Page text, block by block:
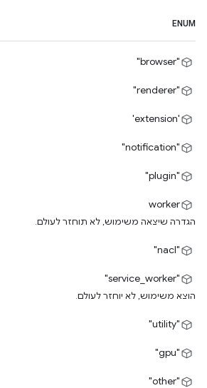
ENUM
"browser"
"renderer"
'extension'
"notification"
"plugin"
worker
הגדרה שיצאה משימוש, לא תוחזר לעולם.
"nacl"
"service_worker"
הוצא משימוש, לא יוחזר לעולם.
"utility"
"gpu"
"other"